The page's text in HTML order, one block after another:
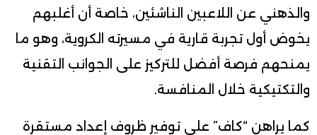
والذهني عن اللاعبين الناشئين، خاصة أن أغلبهم
يخوض أول تجربة قارية في مسيرته الكروية، وهو ما
يمنحهم فرصة أفضل للتركيز على الجوانب التقنية
والتكتيكية خلال المنافسة.
كما يراهن “كاف” على توفير ظروف إعداد مستقرة